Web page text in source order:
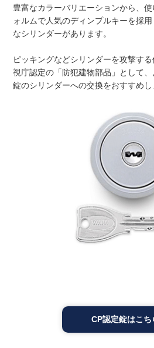
豊富なカラーバリエーションから、
ォルムで人気のディンプルキーを採
なシリンダーがあります。
ピッキングなどシリンダーを攻撃す
視庁認定の「防犯建物部品」として
錠のシリンダーへの交換をおすすめし
CP認定錠はこち